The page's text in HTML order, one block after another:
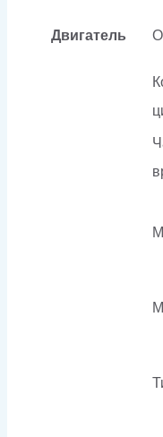
Двигатель